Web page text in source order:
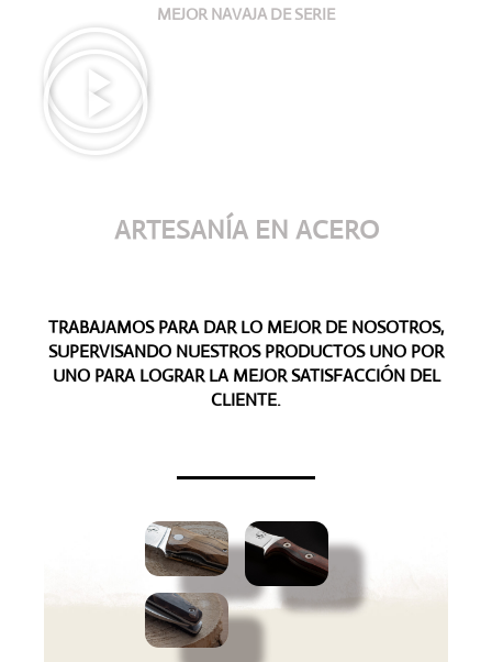
MEJOR NAVAJA DE SERIE
ARTESANÍA EN ACERO
TRABAJAMOS PARA DAR LO MEJOR DE NOSOTROS,
SUPERVISANDO NUESTROS PRODUCTOS UNO POR
UNO PARA LOGRAR LA MEJOR SATISFACCIÓN DEL
CLIENTE.